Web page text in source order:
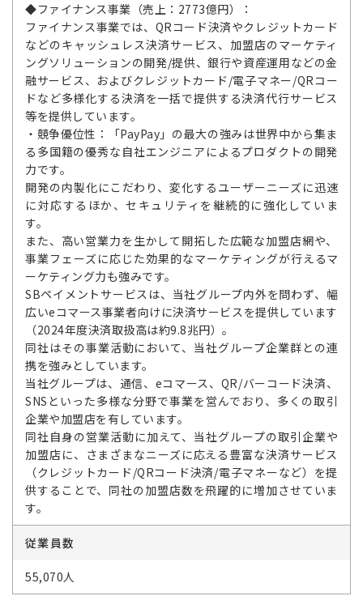
◆ファイナンス事業（売上：2773億円）：
ファイナンス事業では、QRコード決済やクレジットカード
などのキャッシュレス決済サービス、加盟店のマーケティ
ングソリューションの開発/提供、銀行や資産運用などの金
融サービス、およびクレジットカード/電子マネー/QRコー
ドなど多様化する決済を一括で提供する決済代行サービス
等を提供しています。
・競争優位性：「PayPay」の最大の強みは世界中から集ま
る多国籍の優秀な自社エンジニアによるプロダクトの開発
力です。
開発の内製化にこだわり、変化するユーザーニーズに迅速
に対応するほか、セキュリティを継続的に強化していま
す。
また、高い営業力を生かして開拓した広範な加盟店網や、
事業フェーズに応じた効果的なマーケティングが行えるマ
ーケティング力も強みです。
SBペイメントサービスは、当社グループ内外を問わず、幅
広いeコマース事業者向けに決済サービスを提供しています
（2024年度決済取扱高は約9.8兆円）。
同社はその事業活動において、当社グループ企業群との連
携を強みとしています。
当社グループは、通信、eコマース、QR/バーコード決済、
SNSといった多様な分野で事業を営んでおり、多くの取引
企業や加盟店を有しています。
同社自身の営業活動に加えて、当社グループの取引企業や
加盟店に、さまざまなニーズに応える豊富な決済サービス
（クレジットカード/QRコード決済/電子マネーなど）を提
供することで、同社の加盟店数を飛躍的に増加させていま
す。
従業員数
55,070人